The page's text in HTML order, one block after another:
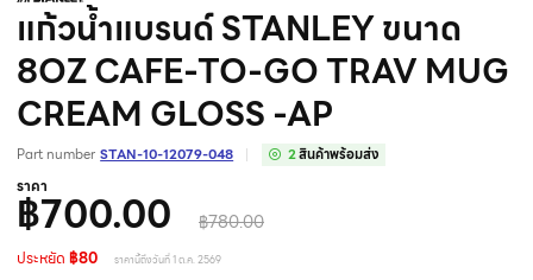
แก้วน้ำแบรนด์ STANLEY ขนาด
8OZ CAFE-TO-GO TRAV MUG
CREAM GLOSS -AP
Part number STAN-10-12079-048 2สินค้าพร้อมส่ง
ราคา
฿700.00 ฿780.00
ประหยัด ฿80 ราคานี้ถึงวันที่ 1 ต.ค. 2569